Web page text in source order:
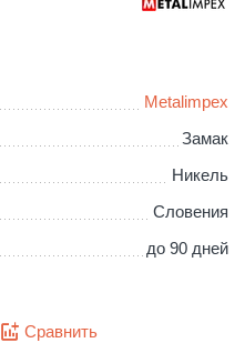
Metalimpex
Замак
Никель
Словения
до 90 дней
Сравнить